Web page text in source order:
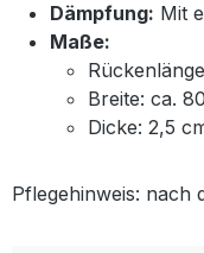
Dämpfung: Mit
Maße:
Breite: ca.
Dicke: 2,5
Pflegehinweis: nach